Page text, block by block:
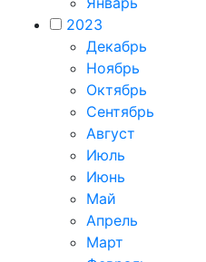
2023
Декабрь
Ноябрь
Октябрь
Сентябрь
Август
Июль
Июнь
Май
Апрель
Март